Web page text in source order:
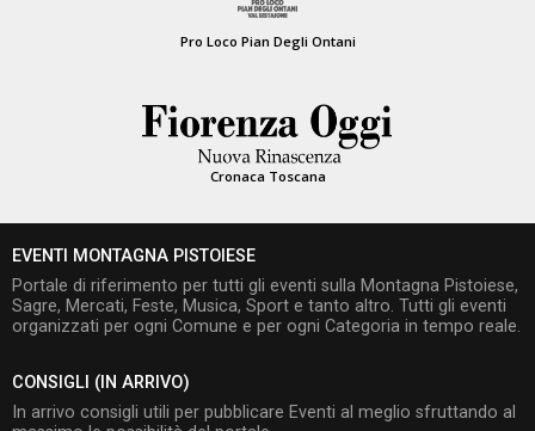
Pro Loco Pian Degli Ontani
Cronaca Toscana
EVENTI MONTAGNA PISTOIESE
Portale di riferimento per tutti gli eventi sulla Montagna Pistoiese,
Sagre, Mercati, Feste, Musica, Sport e tanto altro. Tutti gli eventi
organizzati per ogni Comune e per ogni Categoria in tempo reale.
CONSIGLI (IN ARRIVO)
In arrivo consigli utili per pubblicare Eventi al meglio sfruttando al